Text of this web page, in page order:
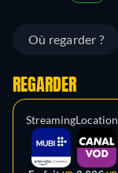
Où regarder ?
REGARDER
StreamingLocation